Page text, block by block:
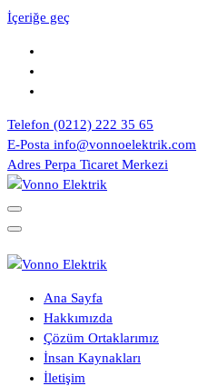
İçeriğe geç
Telefon (0212) 222 35 65
E-Posta info@vonnoelektrik.com
Adres Perpa Ticaret Merkezi
İhtiyacınızın Tam Karşılığı
Ana Sayfa
Hakkımızda
Çözüm Ortaklarımız
İnsan Kaynakları
İletişim